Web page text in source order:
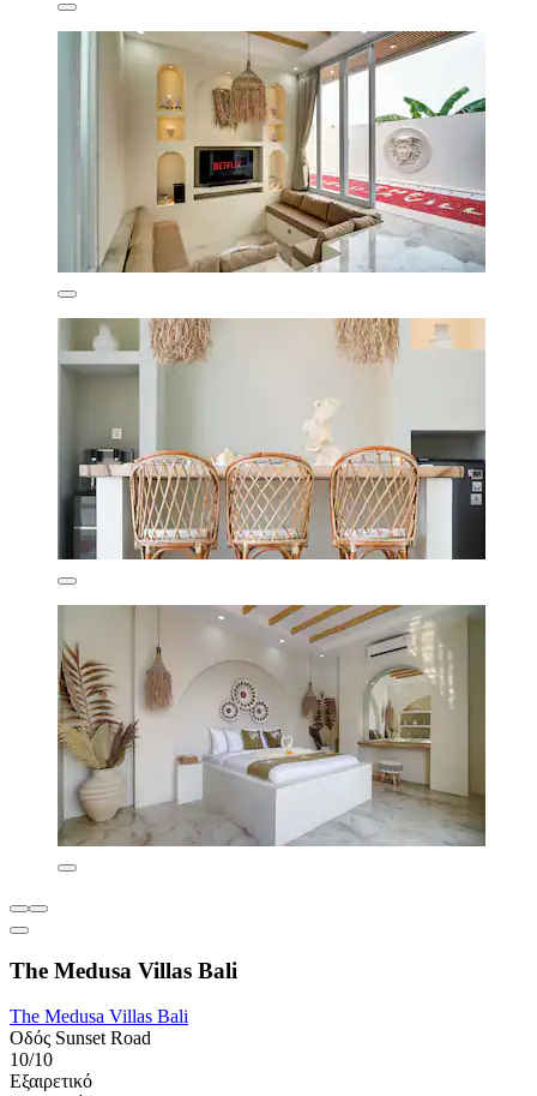
The Medusa Villas Bali
The Medusa Villas Bali
Οδός Sunset Road
10/10
Εξαιρετικό